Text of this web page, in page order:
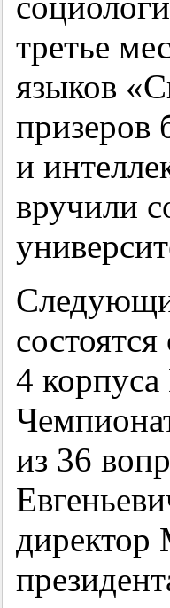
третье
языков
призеров
и
вручили
4
из 36